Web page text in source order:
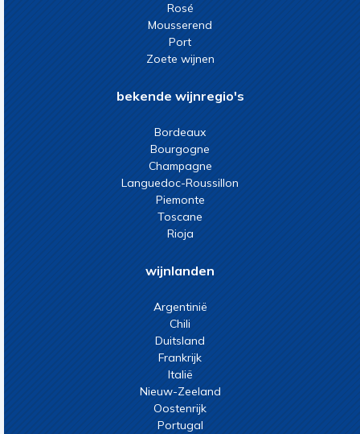
Rosé
Mousserend
Port
Zoete wijnen
bekende wijnregio's
Bordeaux
Bourgogne
Champagne
Languedoc-Roussillon
Piemonte
Toscane
Rioja
wijnlanden
Argentinië
Chili
Duitsland
Frankrijk
Italië
Nieuw-Zeeland
Oostenrijk
Portugal